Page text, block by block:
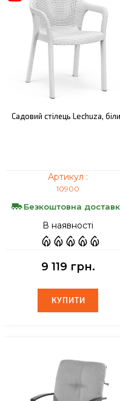
Садовий стілець Lechuza,
Артикул :
10900
Безкоштовна
В наявності
9 119 грн.
КУПИТИ
КУПИТИ